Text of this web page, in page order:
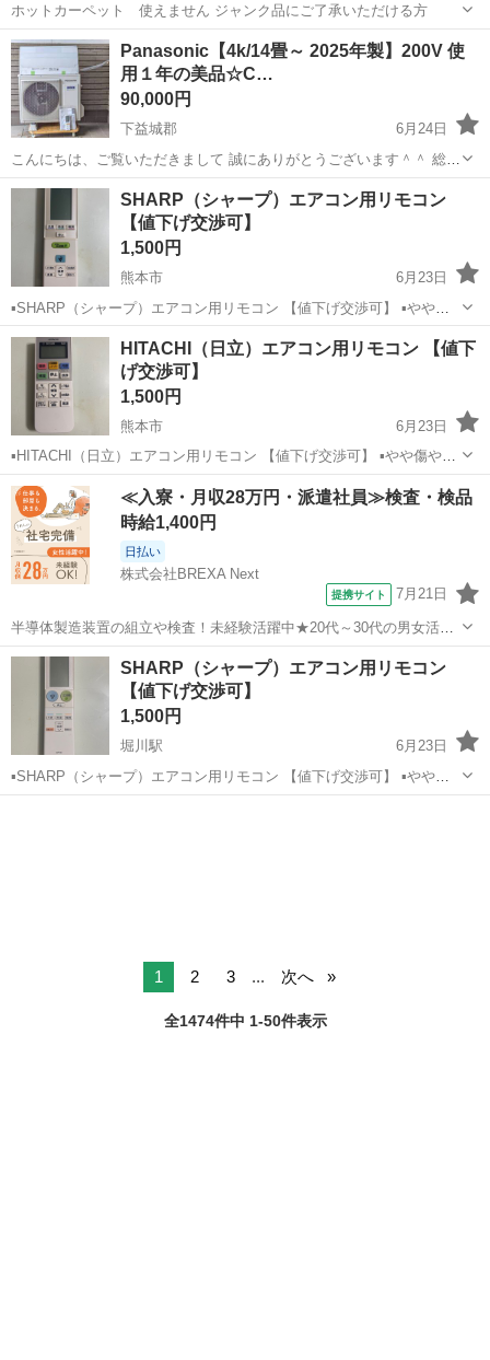
ホットカーペット 使えません ジャンク品にご了承いただける方
熊本 宇土市 季節、空調家電 ジャンク品
Panasonic【4k/14畳～ 2025年製】200V 使
用１年の美品☆C…
90,000円
下益城郡
6月24日
こんにちは、ご覧いただきまして 誠にありがとうございます＾＾ 総合
リサイクルのサンキューと申します(^_^) ★初めにお知らせ★ こちらの
販売商品は一点ものです。 お取引は早い者勝ちとなっております。...
熊本 下益城郡
SHARP（シャープ）エアコン用リモコン
【値下げ交渉可】
1,500円
熊本市
6月23日
▪️SHARP（シャープ）エアコン用リモコン 【値下げ交渉可】 ▪️やや傷
や汚れあり ▪️即購入可 ▪️値下げ交渉可 ▪️ペット、喫煙者無し その他にも
多数出品しておりますので、宜しければ出品欄もご確認下さい(^^...
熊本 熊本市 季節、空調家電
HITACHI（日立）エアコン用リモコン 【値下
げ交渉可】
1,500円
熊本市
6月23日
▪️HITACHI（日立）エアコン用リモコン 【値下げ交渉可】 ▪️やや傷や汚
れあり ▪️即購入可 ▪️値下げ交渉可 ▪️ペット、喫煙者無し その他にも多数
出品しておりますので、宜しければ出品欄もご確認下さい(^^...
熊本 熊本市 季節、空調家電 HITACHI
≪入寮・月収28万円・派遣社員≫検査・検品
時給1,400円
日払い
株式会社BREXA Next
提携サイト 7月21日
半導体製造装置の組立や検査！未経験活躍中★20代～30代の男女活躍
中★ワンルーム寮完備！赴任旅費会社負担！マイカー通勤OK！無料駐
車場あり！正社員登用あり！《熊本県菊池郡大津町》 人気の工場のお
仕事 ◇半導体製造装置の組立...
熊本 その他
SHARP（シャープ）エアコン用リモコン
【値下げ交渉可】
1,500円
堀川駅
6月23日
▪️SHARP（シャープ）エアコン用リモコン 【値下げ交渉可】 ▪️やや傷
や汚れあり ▪️即購入可 ▪️値下げ交渉可 ▪️ペット、喫煙者無し その他にも
1 2 3 ... 次へ
全1474件中 1-50件表示